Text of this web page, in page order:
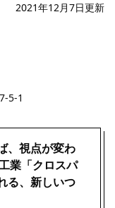
2021年12月7日更新
5-1
、視点が変わ
業「クロスパ
る、新しいつ